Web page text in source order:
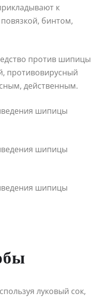
к
бинтом,
против шипицы
противовирусный
действенным.
луковый сок,